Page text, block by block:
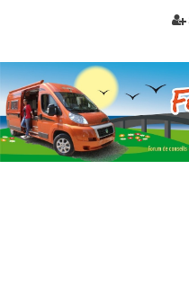
Fourgon-
Forum de conseils et
aménagés, vans et de